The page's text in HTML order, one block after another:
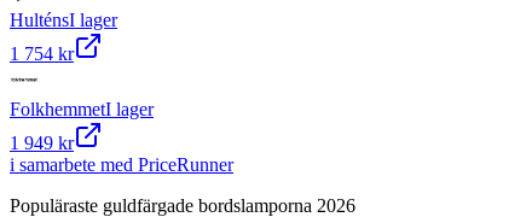
HulténsI lager
1 754 kr
FolkhemmetI lager
1 949 kr
i samarbete med PriceRunner
Populäraste guldfärgade bordslamporna 2026